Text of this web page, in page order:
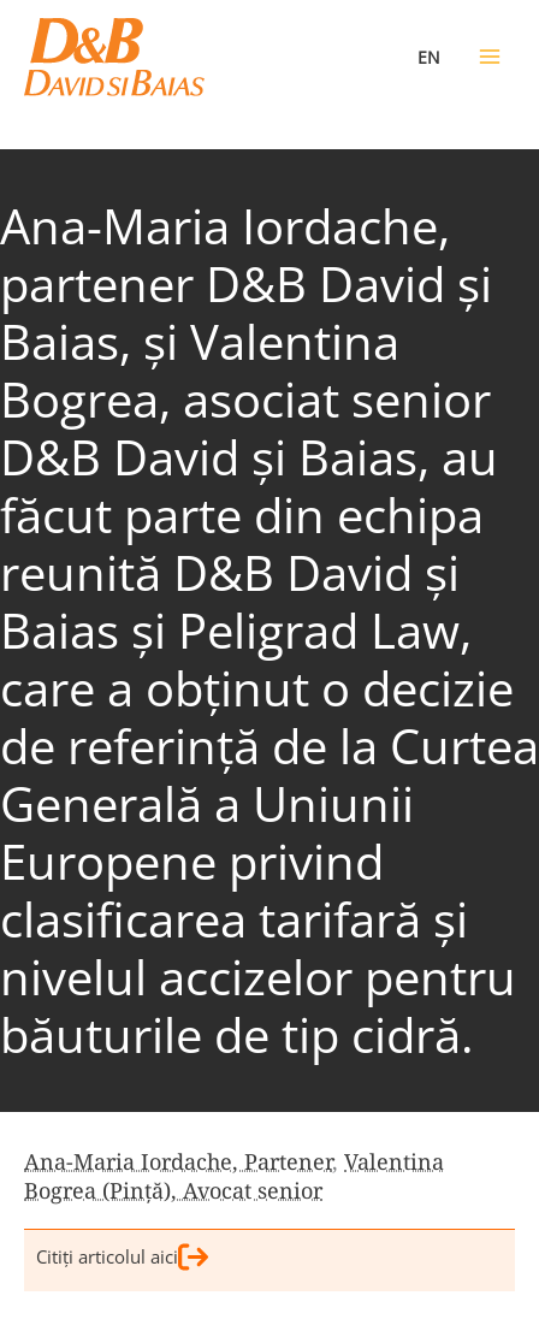
content
EN
Ana-Maria Iordache,
partener D&B David și
Baias, și Valentina
Bogrea, asociat senior
D&B David și Baias, au
făcut parte din echipa
reunită D&B David și
Baias și Peligrad Law,
care a obținut o decizie
de referință de la Curtea
Generală a Uniunii
Europene privind
clasificarea tarifară și
nivelul accizelor pentru
băuturile de tip cidră.
Ana-Maria Iordache, Partener, Valentina
Bogrea (Pinţă), Avocat senior
Citiţi articolul aici